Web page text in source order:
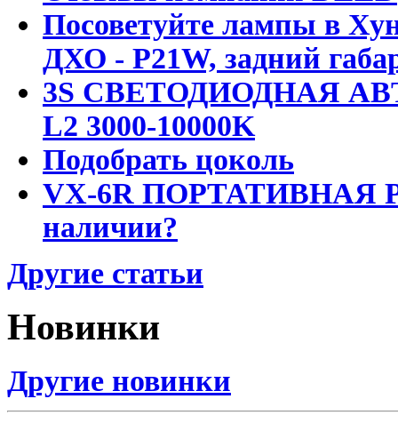
Посоветуйте лампы в
ДХО - P21W, задний
3S СВЕТОДИОДНАЯ
L2 3000-10000K
Подобрать цоколь
VX-6R ПОРТАТИВНАЯ
наличии?
Другие статьи
Новинки
Другие новинки